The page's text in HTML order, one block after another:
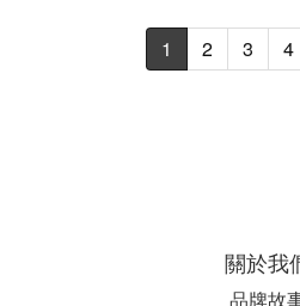
1 2 3 4
關於我
品牌故